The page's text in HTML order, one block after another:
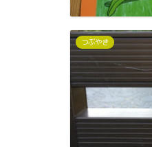
つぶやき